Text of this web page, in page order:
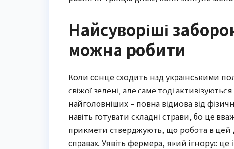
Найсуворіші
можна робити
Коли сонце сходить над українськими
свіжої зелені, але саме тоді
найголовніших – повна відмова від
навіть готувати складні страви, бо це
прикмети стверджують, що робота в цей
справах. Уявіть фермера, який ігнорує